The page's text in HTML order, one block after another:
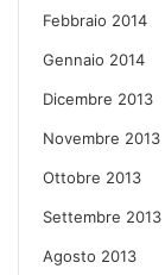
Febbraio 2014
Gennaio 2014
Dicembre 2013
Novembre 2013
Ottobre 2013
Settembre 2013
Agosto 2013